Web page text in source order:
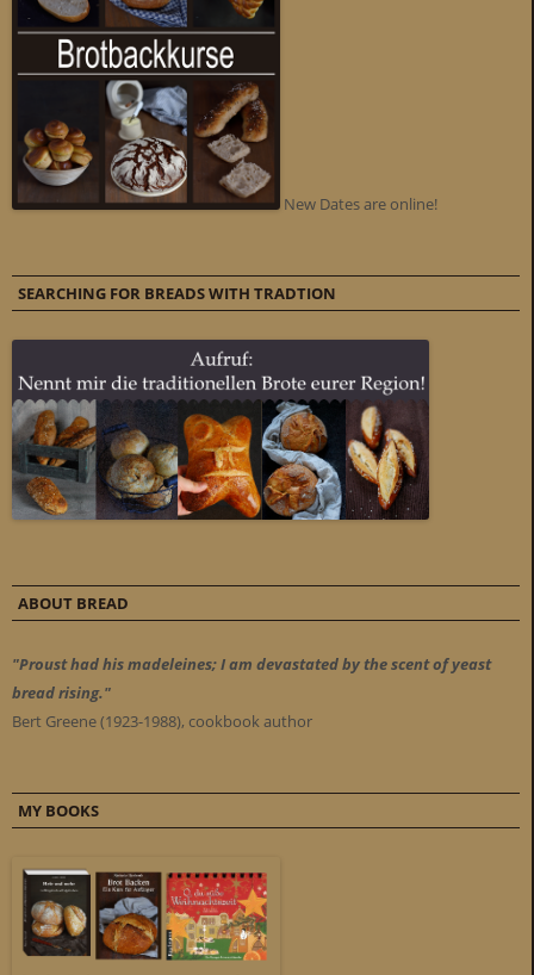
New Dates are online!
SEARCHING FOR BREADS WITH TRADTION
ABOUT BREAD
"Proust had his madeleines; I am devastated by the scent of yeast
bread rising."
Bert Greene (1923-1988), cookbook author
MY BOOKS